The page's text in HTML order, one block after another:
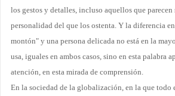
los gestos y detalles, incluso aquellos que
personalidad del que los ostenta. Y la diferencia
montón" y una persona delicada no está en la
usa, iguales en ambos casos, sino en esta palabra
atención, en esta mirada de comprensión.
En la sociedad de la globalización, en la que todo